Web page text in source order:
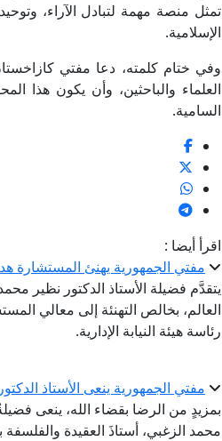
تمثل منصة مهمة لتبادل الآراء،
الإسلامية.
وفي ختام كلمته، دعا مفتي
العلماء والباحثين، وأن يكون هذا
السامية.
اقرأ أيضا :
مفتي الجمهورية يهنئ المستشارة
يتقدَّم فضيلة الأستاذ الدكتور نظير
العالم، بخالص التهنئة إلى معالي
رئاسة هيئة النيابة الإدارية.
مفتي الجمهورية ينعى الأستاذ
بمزيدٍ من الرضا بقضاء الله، ينعى
محمد الزغبي، أستاذَ العقيدة